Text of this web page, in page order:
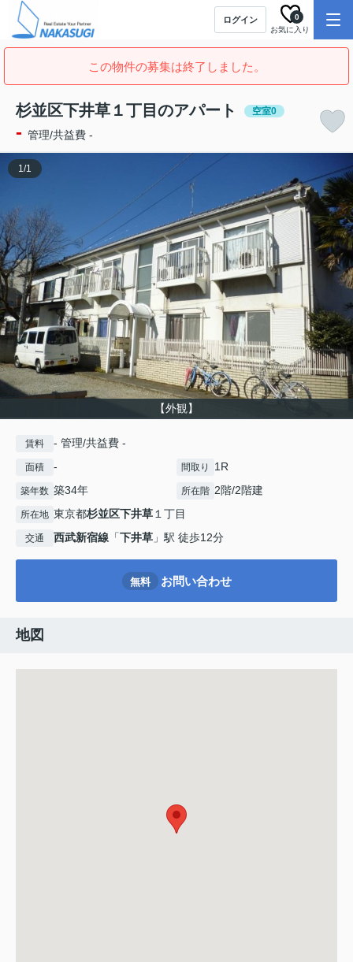
ログイン
お気に入り
0
この物件の募集は終了しました。
杉並区下井草１丁目のアパート 空室0
- 管理/共益費 -
【外観】
1/1
賃料 - 管理/共益費 -
面積 - 間取り 1R
築年数 築34年 所在階 2階/2階建
所在地 東京都杉並区下井草１丁目
交通 西武新宿線 「下井草 」駅 徒歩12分
無料 お問い合わせ
地図